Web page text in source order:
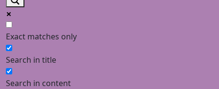
Exact matches only
Search in title
Search in content